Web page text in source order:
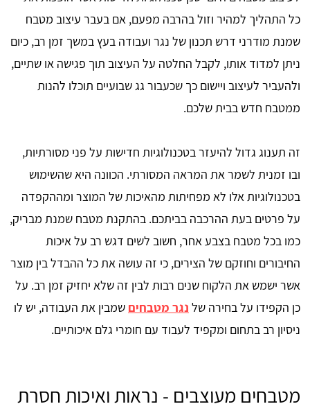
כל התהליך למהיר וזול בהרבה מפעם, אם בעבר עיצוב מטבח
שמנת מודרני דרש תכנון של נגר ועבודה בעץ במשך זמן רב, כיום
ניתן למדוד אותו, לקבל החלטה על העיצוב תוך פגישה או שתיים,
ולהעביר לעיצוב ויישום כך שכעבור גג שבועיים תוכלו להנות
ממטבח חדש בבית שלכם.
זה תענוג גדול להיעזר בטכנולוגיות חדישות על פני מסורתיות,
ובו זמנית לשמר את המראה המסורתי. הכוונה היא שהשימוש
בטכנולוגיות אלו לא מפחיתות מהאיכות של המוצר ומההקפדה
על פרטים בעת ההרכבה בביתכם. בהתקנת מטבח שמנת מבריק,
כמו בכל מטבח בצבע אחר, חשוב לשים דגש רב על איכות
החיבורים וחוזקם של הצירים, כי זה עושה את כל ההבדל בין מוצר
אשר ישמש את הלקוח שנים רבות לבין זה שלא יחזיק זמן רב. על
כן הקפידו על בחירה של נגר מטבחים שמבין את העבודה, יש לו
ניסיון רב בתחום ומקפיד לעבוד עם חומרי גלם איכותיים.
מטבחים מעוצבים - נראות ואיכות חסרת